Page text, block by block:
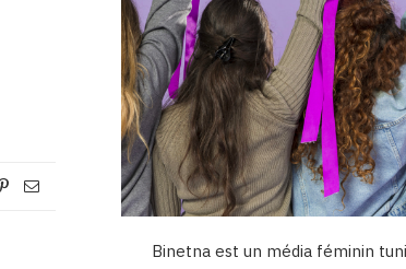
Binetna est un média féminin